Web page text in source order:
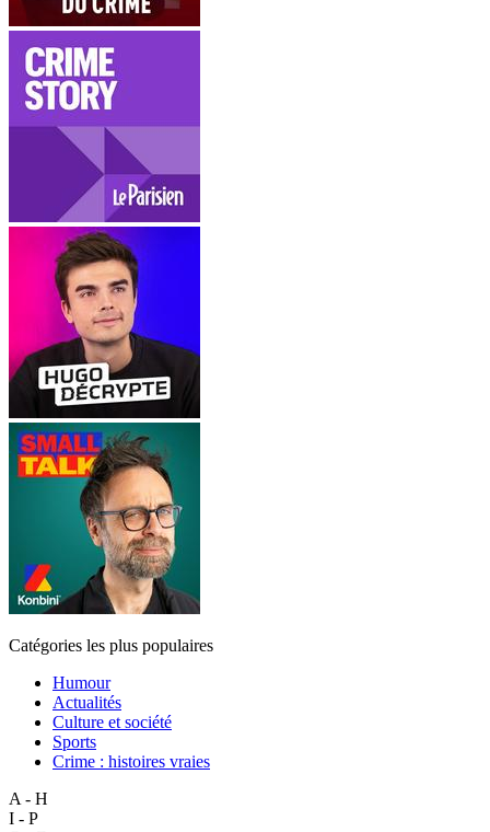
Catégories les plus populaires
Humour
Actualités
Culture et société
Sports
Crime : histoires vraies
A - H
I - P